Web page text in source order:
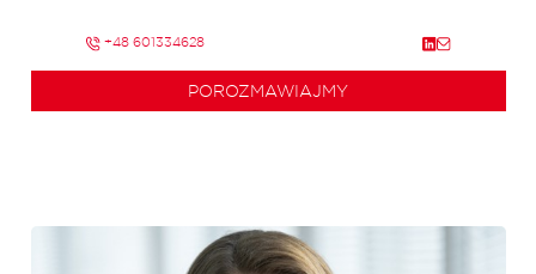
+48 601334628
POROZMAWIAJMY